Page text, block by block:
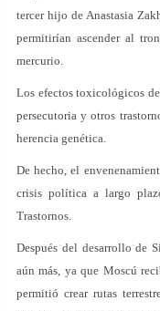
tercer hijo de Anastasia
permitirían ascender al
mercurio.
Los efectos toxicológicos
persecutoria y otros
herencia genética.
De hecho, el
crisis política a largo
Trastornos.
Después del desarrollo de
aún más, ya que Moscú
permitió crear rutas